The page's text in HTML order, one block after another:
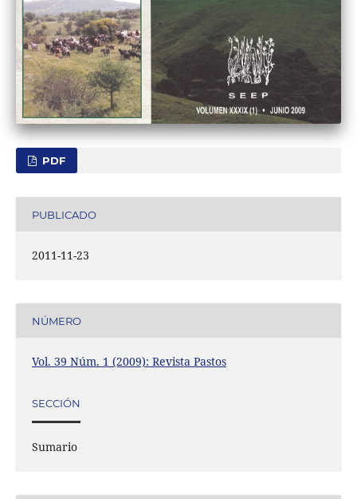
PDF
PUBLICADO
2011-11-23
NÚMERO
Vol. 39 Núm. 1 (2009): Revista Pastos
SECCIÓN
Sumario